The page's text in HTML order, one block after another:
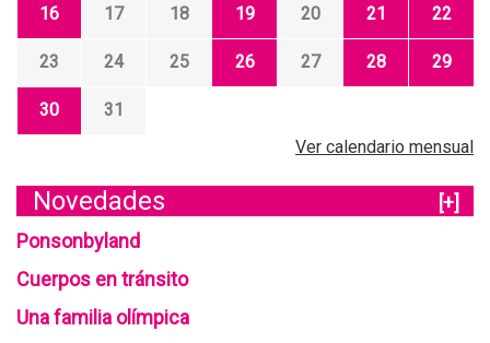
16 17 18 19 20 21 22
23 24 25 26 27 28 29
30
31
Ver calendario mensual
Novedades
[+]
Ponsonbyland
Cuerpos en tránsito
Una familia olímpica